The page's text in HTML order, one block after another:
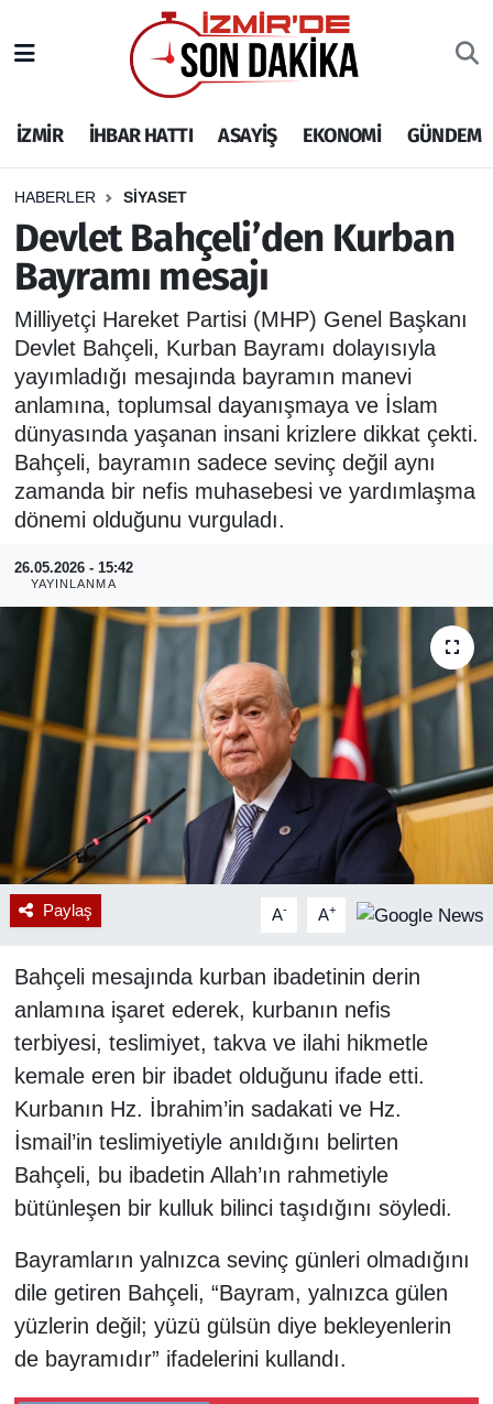
İZMİR İHBAR HATTI ASAYİŞ EKONOMİ GÜNDEM
HABERLER SİYASET
Devlet Bahçeli’den Kurban
Bayramı mesajı
Milliyetçi Hareket Partisi (MHP) Genel Başkanı
Devlet Bahçeli, Kurban Bayramı dolayısıyla
yayımladığı mesajında bayramın manevi
anlamına, toplumsal dayanışmaya ve İslam
dünyasında yaşanan insani krizlere dikkat çekti.
Bahçeli, bayramın sadece sevinç değil aynı
zamanda bir nefis muhasebesi ve yardımlaşma
dönemi olduğunu vurguladı.
26.05.2026 - 15:42
YAYINLANMA
Paylaş A- A+
Bahçeli mesajında kurban ibadetinin derin
anlamına işaret ederek, kurbanın nefis
terbiyesi, teslimiyet, takva ve ilahi hikmetle
kemale eren bir ibadet olduğunu ifade etti.
Kurbanın Hz. İbrahim’in sadakati ve Hz.
İsmail’in teslimiyetiyle anıldığını belirten
Bahçeli, bu ibadetin Allah’ın rahmetiyle
bütünleşen bir kulluk bilinci taşıdığını söyledi.
Bayramların yalnızca sevinç günleri olmadığını
dile getiren Bahçeli, “Bayram, yalnızca gülen
yüzlerin değil; yüzü gülsün diye bekleyenlerin
de bayramıdır” ifadelerini kullandı.
İHBAR HATTI
DEPREM
GENEL
EKONOMİ
SİYASET
SPOR
ASAYİŞ
RESMİ REKLAM
İzmir Nöbetçi Eczaneler
İzmir Hava Durumu
İzmir Namaz Vakitleri
İzmir Trafik Yoğunluk Haritası
Puan Durumu ve Fikstür
Tüm Manşetler
Son Dakika Haberleri
Haber Arşivi